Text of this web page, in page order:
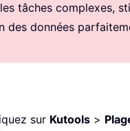
tâches complexes,
des données
sur Kutools >